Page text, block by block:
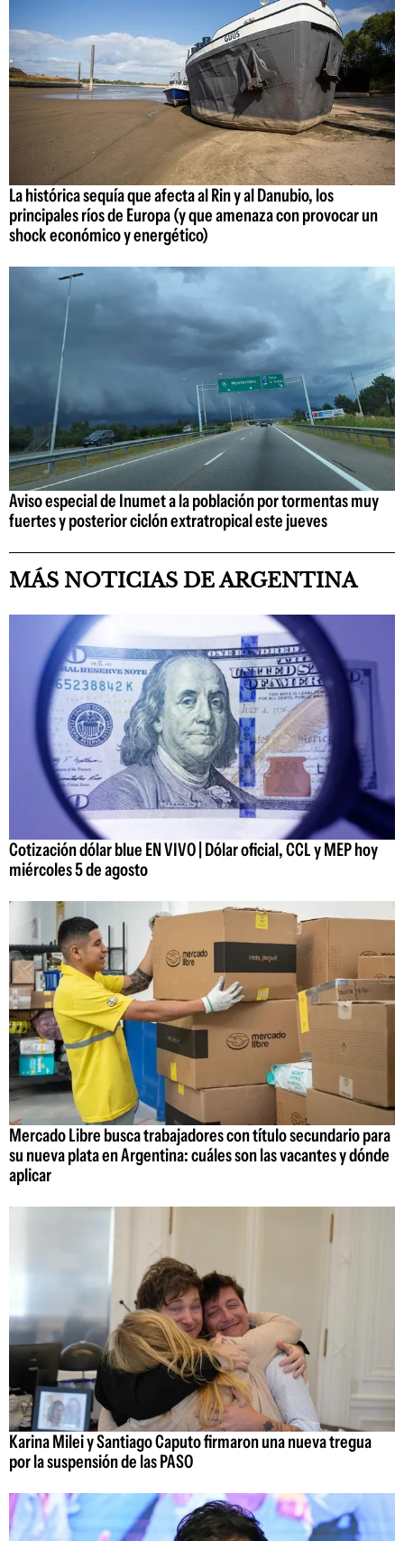
La histórica sequía que afecta al Rin y al Danubio, los
principales ríos de Europa (y que amenaza con provocar un
shock económico y energético)
Aviso especial de Inumet a la población por tormentas muy
fuertes y posterior ciclón extratropical este jueves
MÁS NOTICIAS DE ARGENTINA
Cotización dólar blue EN VIVO | Dólar oficial, CCL y MEP hoy
miércoles 5 de agosto
Mercado Libre busca trabajadores con título secundario para
su nueva plata en Argentina: cuáles son las vacantes y dónde
aplicar
Karina Milei y Santiago Caputo firmaron una nueva tregua
por la suspensión de las PASO